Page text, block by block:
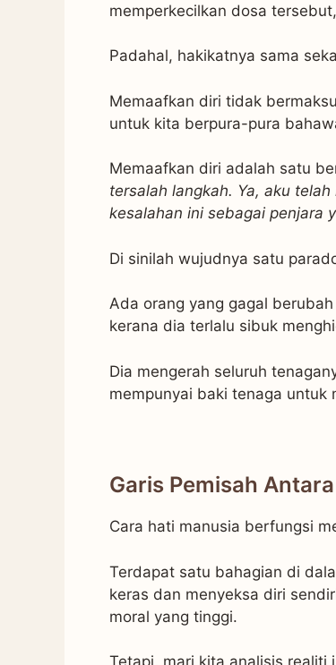
memperkecilkan dosa
Padahal, hakikatnya sama
Memaafkan diri tidak
untuk kita berpura-pura
Memaafkan diri adalah satu
tersalah langkah. Ya, aku
kesalahan ini sebagai penjara
Di sinilah wujudnya satu
Ada orang yang gagal
kerana dia terlalu sibuk
Dia mengerah seluruh
mempunyai baki tenaga untuk
Garis Pemisah
Cara hati manusia berfungsi
Terdapat satu bahagian di
keras dan menyeksa diri
moral yang tinggi.